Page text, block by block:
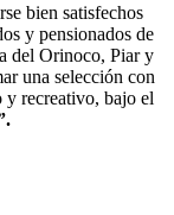
bien satisfechos
y pensionados de
del Orinoco, Piar y
una selección con
y recreativo, bajo el